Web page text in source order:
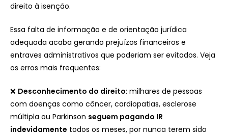
direito à isenção.
Essa falta de informação e de orientação jurídica
adequada acaba gerando prejuízos financeiros e
entraves administrativos que poderiam ser evitados. Veja
os erros mais frequentes:
❌ Desconhecimento do direito: milhares de pessoas
com doenças como câncer, cardiopatias, esclerose
múltipla ou Parkinson seguem pagando IR
indevidamente todos os meses, por nunca terem sido